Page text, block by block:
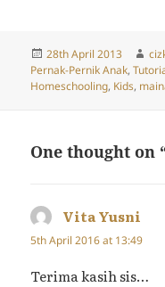
Posted
on
28th April 2013
Pernak-Pernik Anak,
Homeschooling, Kids,
One thought on
Vita Yusni
5th April 2016 at 13:49
Terima kasih sis…